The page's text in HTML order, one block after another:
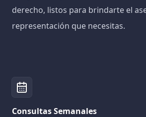
derecho, listos para brindarte el
representación que necesitas.
Consultas Semanales